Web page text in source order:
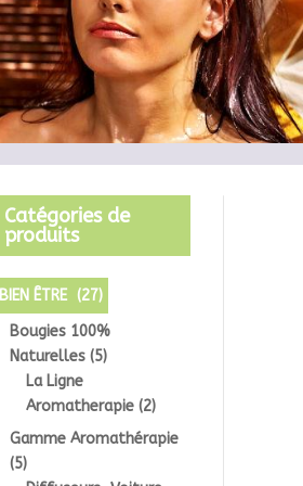
Catégories de
produits
BIEN ÊTRE (27)
Bougies 100%
Naturelles (5)
La Ligne
Aromatherapie (2)
Gamme Aromathérapie
(5)